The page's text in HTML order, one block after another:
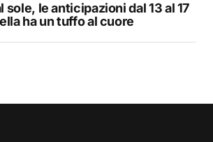
sole, le anticipazioni dal 13 al 17
ha un tuffo al cuore